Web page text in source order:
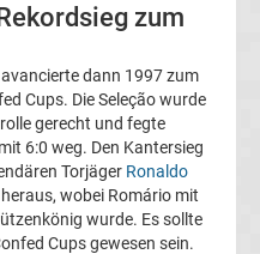
zum
avancierte dann 1997 zum
Cups. Die Seleção wurde
gerecht und fegte
6:0 weg. Den Kantersieg
Torjäger Ronaldo
wobei Romário mit
wurde. Es sollte
Cups gewesen sein.